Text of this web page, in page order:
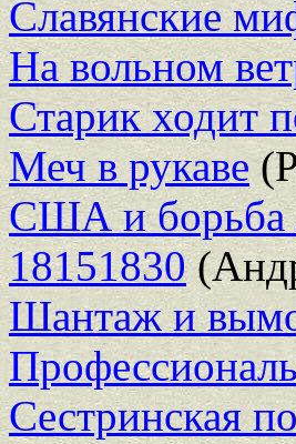
Славянские
На вольном
Старик ходит
Меч в рукаве
США и борьба
18151830
Шантаж и
Сестринская